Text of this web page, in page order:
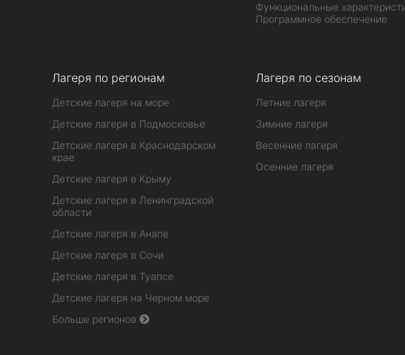
Функциональные
Программное обеспечение
Лагеря по регионам
Детские лагеря на море
Детские лагеря в Подмосковье
Детские лагеря в Краснодарском
крае
Детские лагеря в Крыму
Детские лагеря в Ленинградской
области
Детские лагеря в Анапе
Детские лагеря в Сочи
Детские лагеря в Туапсе
Детские лагеря на Черном море
Больше регионов
Лагеря по сезонам
Летние лагеря
Зимние лагеря
Весенние лагеря
Осенние лагеря